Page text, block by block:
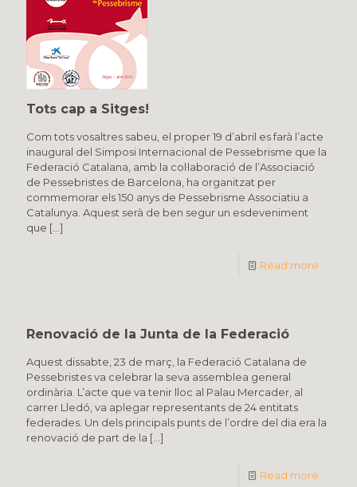
Tots cap a Sitges!
Com tots vosaltres sabeu, el proper 19 d’abril es farà l’acte
inaugural del Simposi Internacional de Pessebrisme que la
Federació Catalana, amb la col·laboració de l’Associació
de Pessebristes de Barcelona, ha organitzat per
commemorar els 150 anys de Pessebrisme Associatiu a
Catalunya. Aquest serà de ben segur un esdeveniment
que […]
Read more
Renovació de la Junta de la Federació
Aquest dissabte, 23 de març, la Federació Catalana de
Pessebristes va celebrar la seva assemblea general
ordinària. L’acte que va tenir lloc al Palau Mercader, al
carrer Lledó, va aplegar representants de 24 entitats
federades. Un dels principals punts de l’ordre del dia era la
renovació de part de la […]
Read more